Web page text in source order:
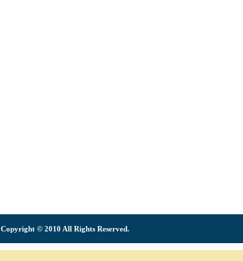
Copyright © 2010 All Rights Reserved.